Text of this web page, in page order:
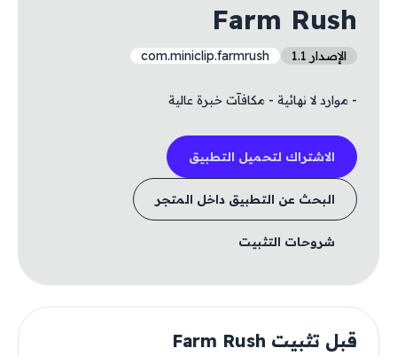
Farm Rush
الإصدار 1.1 com.miniclip.farmrush
- موارد لا نهائية - مكافآت خبرة عالية
الاشتراك لتحميل التطبيق
البحث عن التطبيق داخل المتجر
شروحات التثبيت
قبل تثبيت Farm Rush